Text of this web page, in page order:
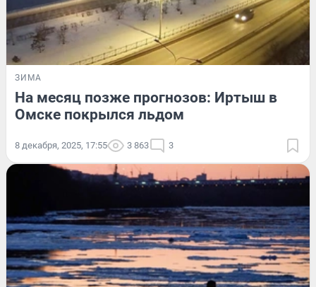
ЗИМА
На месяц позже прогнозов: Иртыш в
Омске покрылся льдом
8 декабря, 2025, 17:55 3 863 3